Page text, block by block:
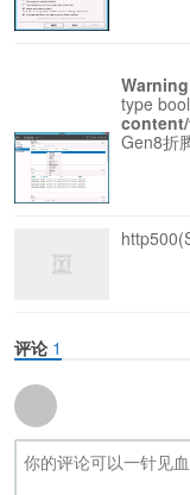
Warning
type
Gen8折
评论 1